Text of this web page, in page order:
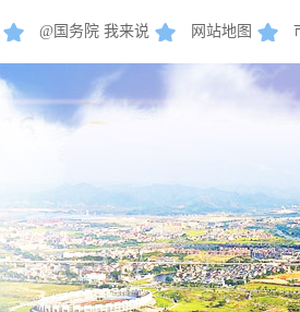
@国务院 我来说 网站地图